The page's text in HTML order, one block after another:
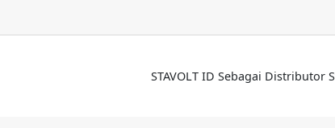
STAVOLT ID Sebagai